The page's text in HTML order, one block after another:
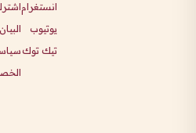
انستغرام
يوتيوب
تيك توك
البيان